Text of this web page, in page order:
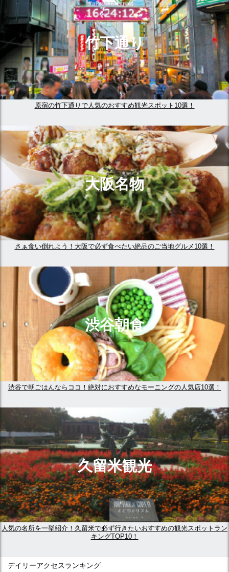
竹下通り
原宿の竹下通りで人気のおすすめ観光スポット10選！
大阪名物
さぁ食い倒れよう！大阪で必ず食べたい絶品のご当地グルメ10選！
渋谷朝食
渋谷で朝ごはんならココ！絶対におすすめなモーニングの人気店10選！
久留米観光
人気の名所を一挙紹介！久留米で必ず行きたいおすすめの観光スポットラン
キングTOP10！
デイリーアクセスランキング